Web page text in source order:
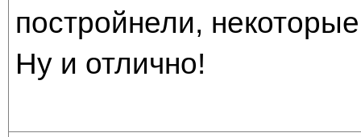
постройнели,
Ну и отлично!